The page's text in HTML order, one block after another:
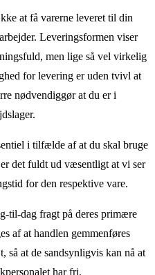
at få varerne leveret til din
Leveringsformen viser
men lige så vel virkelig
for levering er uden tvivl at
nødvendiggør at du er i
i tilfælde af at du skal bruge
det fuldt ud væsentligt at vi ser
for den respektive vare.
til-dag fragt på deres primære
af at handlen gemmenføres
så at de sandsynligvis kan nå at
har fri.